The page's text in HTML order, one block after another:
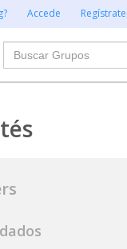
Accede Regístrate
Buscar